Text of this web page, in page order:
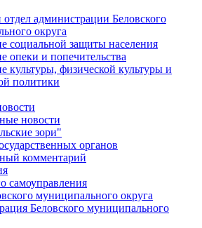
администрации Беловского
округа
социальной защиты населения
опеки и попечительства
культуры, физической культуры и
политики
новости
зори"
органов
комментарий
самоуправления
муниципального округа
Беловского муниципального